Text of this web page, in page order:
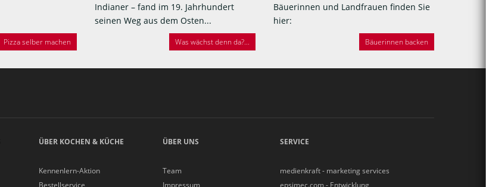
Pizza selber machen
Indianer – fand im 19. Jahrhundert
seinen Weg aus dem Osten...
Was wächst denn da?...
Bäuerinnen und Landfrauen finden Sie
hier:
Bäuerinnen backen
ÜBER KOCHEN & KÜCHE
Kennenlern-Aktion
Bestellservice
ÜBER UNS
Team
Impressum
SERVICE
medienkraft - marketing services
epsimec.com - Entwicklung